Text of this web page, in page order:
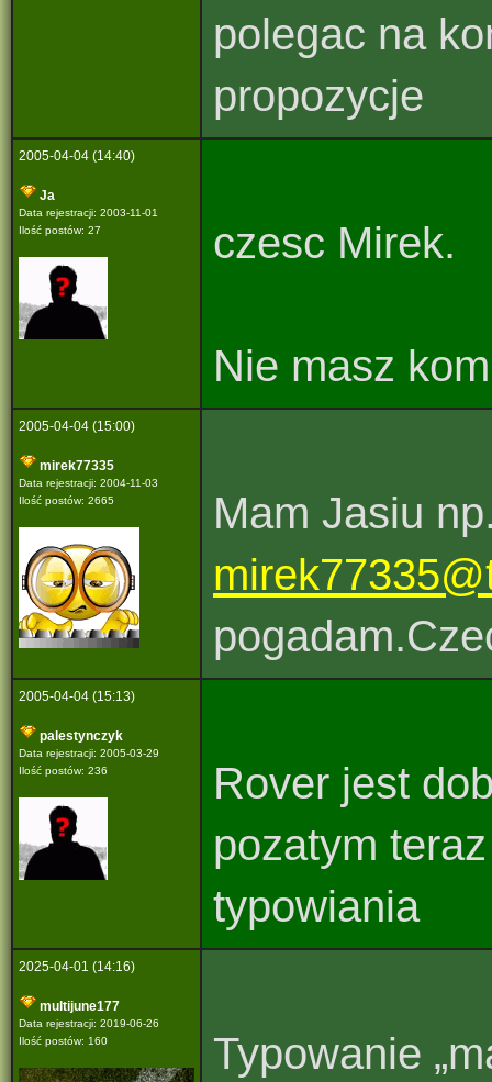
polegac na
propozycje
2005-04-04 (14:40)
Ja
Data rejestracji: 2003-11-01
Ilość postów: 27
czesc Mirek.
Nie masz
2005-04-04 (15:00)
mirek77335
Data rejestracji: 2004-11-03
Ilość postów: 2665
Mam Jasiu
2005-04-04 (15:13)
palestynczyk
Data rejestracji: 2005-03-29
Ilość postów: 236
Rover jest
pozatym
typowiania
2025-04-01 (14:16)
multijune177
Data rejestracji: 2019-06-26
Ilość postów: 160
Typowanie